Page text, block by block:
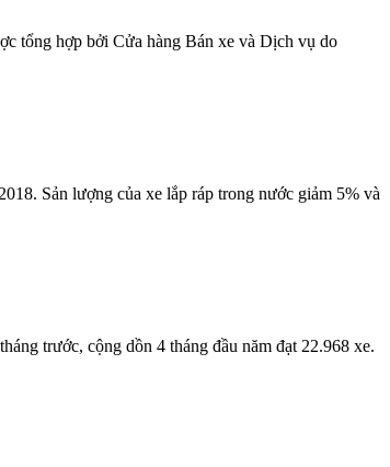
tổng hợp bởi Cửa hàng Bán xe và Dịch vụ do
Sản lượng của xe lắp ráp trong nước giảm 5% và
trước, cộng dồn 4 tháng đầu năm đạt 22.968 xe.